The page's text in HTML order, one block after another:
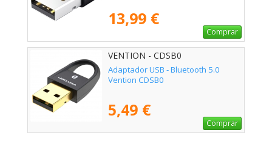
13,99 €
Comprar
VENTION - CDSB0
Adaptador USB - Bluetooth 5.0
Vention CDSB0
5,49 €
Comprar